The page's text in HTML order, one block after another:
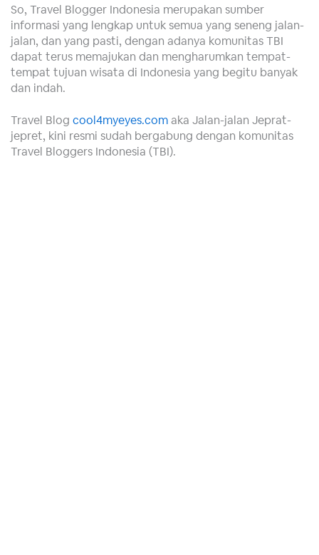
So, Travel Blogger Indonesia merupakan sumber
informasi yang lengkap untuk semua yang seneng jalan-
jalan, dan yang pasti, dengan adanya komunitas TBI
dapat terus memajukan dan mengharumkan tempat-
tempat tujuan wisata di Indonesia yang begitu banyak
dan indah.
Travel Blog cool4myeyes.comaka Jalan-jalan Jeprat-
jepret, kini resmi sudah bergabung dengan komunitas
Travel Bloggers Indonesia (TBI).